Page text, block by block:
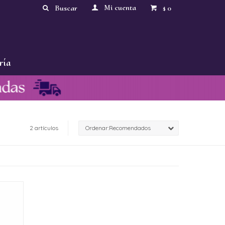
$ 0
2 artículos Recomendados